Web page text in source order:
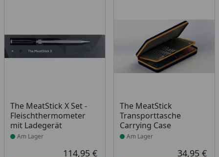
The MeatStick X Set -
Fleischthermometer
mit Ladegerät
Produkt am Lager
Am Lager
114,95 €
The MeatStick
Transporttasche
Carrying Case
Produkt am Lager
Am Lager
34,95 €